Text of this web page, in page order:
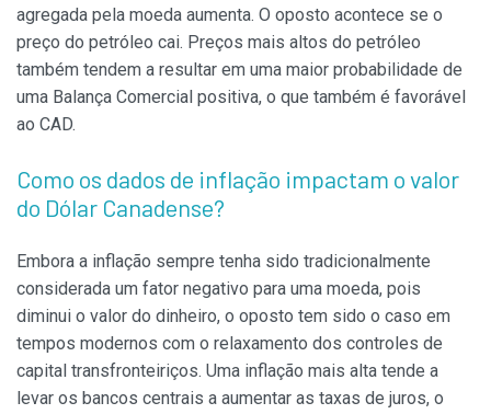
agregada pela moeda aumenta. O oposto acontece se o
preço do petróleo cai. Preços mais altos do petróleo
também tendem a resultar em uma maior probabilidade de
uma Balança Comercial positiva, o que também é favorável
ao CAD.
Como os dados de inflação impactam o valor
do Dólar Canadense?
Embora a inflação sempre tenha sido tradicionalmente
considerada um fator negativo para uma moeda, pois
diminui o valor do dinheiro, o oposto tem sido o caso em
tempos modernos com o relaxamento dos controles de
capital transfronteiriços. Uma inflação mais alta tende a
levar os bancos centrais a aumentar as taxas de juros, o